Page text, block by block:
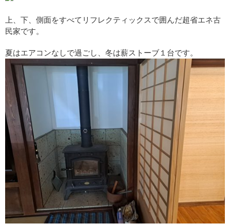
上、下、側面をすべてリフレクティックスで囲んだ超省エネ古
民家です。
夏はエアコンなしで過ごし、冬は薪ストーブ１台です。